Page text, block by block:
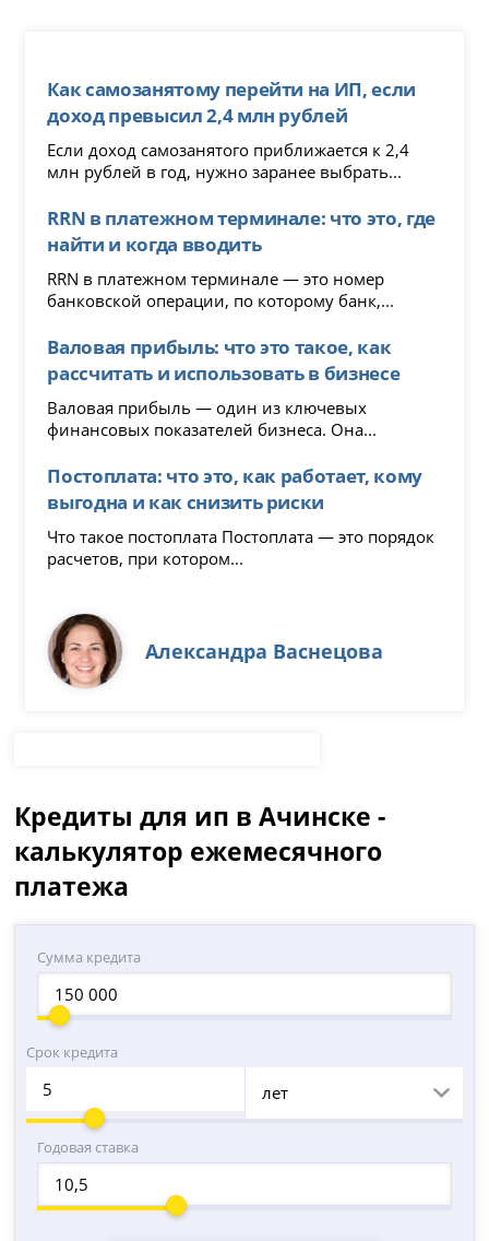
Как самозанятому перейти на ИП, если
доход превысил 2,4 млн рублей
Если доход самозанятого приближается к 2,4
млн рублей в год, нужно заранее выбрать...
RRN в платежном терминале: что это, где
найти и когда вводить
RRN в платежном терминале — это номер
банковской операции, по которому банк,...
Валовая прибыль: что это такое, как
рассчитать и использовать в бизнесе
Валовая прибыль — один из ключевых
финансовых показателей бизнеса. Она...
Постоплата: что это, как работает, кому
выгодна и как снизить риски
Что такое постоплата Постоплата — это порядок
расчетов, при котором...
Александра Васнецова
Кредиты для ип в Ачинске -
калькулятор ежемесячного
платежа
Сумма кредита
Срок кредита
лет
Годовая ставка